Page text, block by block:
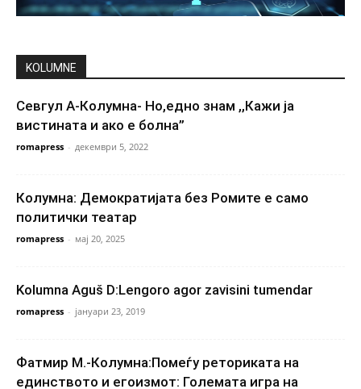
KOLUMNE
Севгул А-Колумна- Но,едно знам ,,Кажи ја
вистината и ако е болна”
romapress - декември 5, 2022
Колумна: Демократијата без Ромите е само
политички театар
romapress - мај 20, 2025
Kolumna Aguš D:Lengoro agor zavisini tumendar
romapress - јануари 23, 2019
Фатмир М.-Колумна:Помеѓу реториката на
единството и егоизмот: Големата игра на